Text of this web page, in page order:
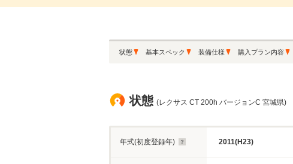
状態 基本スペック 装備仕様 購入プラン内容
状態 (レクサス CT 200h バージョンC 宮城県)
年式(初度登録年) 2011(H23)